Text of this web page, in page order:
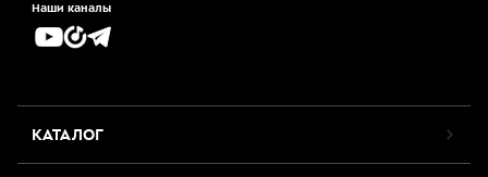
Наши каналы
КАТАЛОГ